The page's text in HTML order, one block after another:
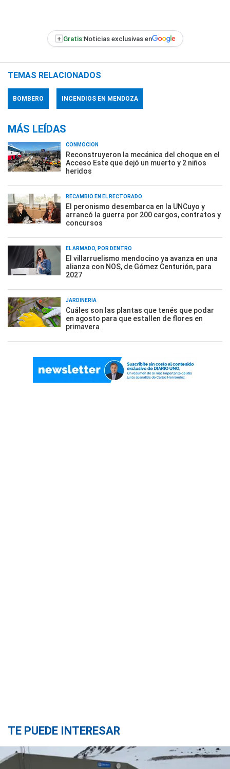
+ Gratis:Noticias exclusivas en
TEMAS RELACIONADOS
BOMBERO INCENDIOS EN MENDOZA
MÁS LEÍDAS
CONMOCIÓN
Reconstruyeron la mecánica del choque en el
Acceso Este que dejó un muerto y 2 niños
heridos
RECAMBIO EN EL RECTORADO
El peronismo desembarca en la UNCuyo y
arrancó la guerra por 200 cargos, contratos y
concursos
EL ARMADO, POR DENTRO
El villarruelismo mendocino ya avanza en una
alianza con NOS, de Gómez Centurión, para
2027
JARDINERÍA
Cuáles son las plantas que tenés que podar
en agosto para que estallen de flores en
primavera
TE PUEDE INTERESAR